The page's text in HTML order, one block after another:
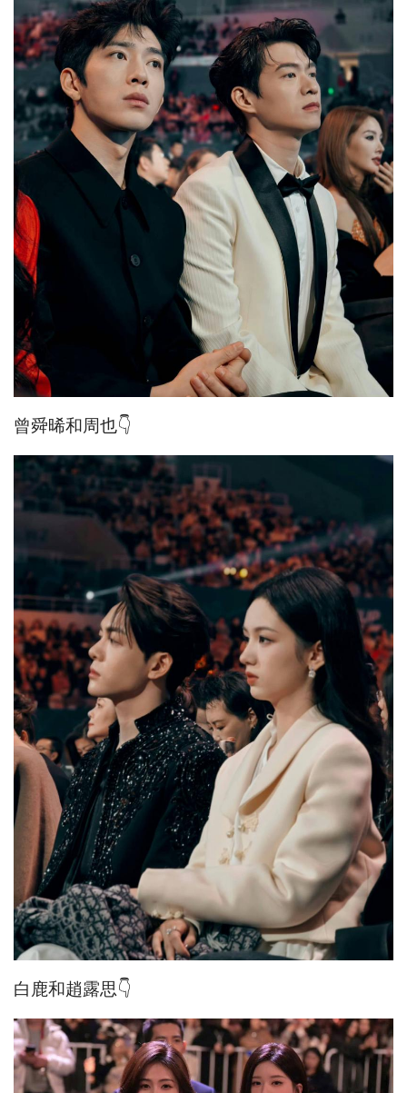
曾舜晞和周也👇
白鹿和趙露思👇